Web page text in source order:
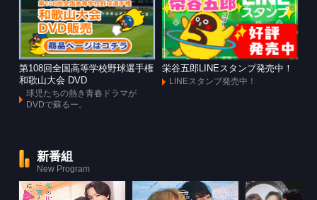
第108回全国高等学校野球選手権
和歌山大会 DVD
球児たちの熱き青春ドラマが
DVDで蘇るー。
栄谷五郎LINEスタンプ発売中！
LINEスタンプ発売中！
新番組
New Program